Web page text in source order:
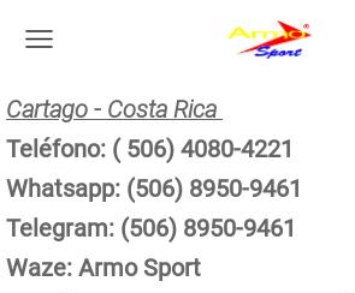
Cartago - Costa Rica
Teléfono: ( 506) 4080-4221
Whatsapp: (506) 8950-9461
Telegram: (506) 8950-9461
Waze: Armo Sport